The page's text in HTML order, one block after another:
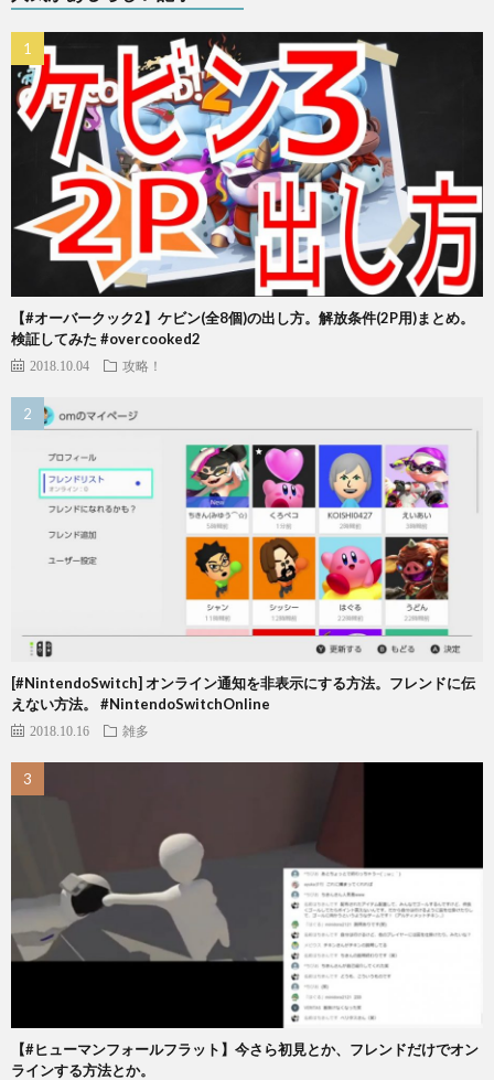
【#オーバークック2】ケビン(全8個)の出し方。解放条件(2P用)まとめ。
検証してみた #overcooked2
2018.10.04 攻略！
[#NintendoSwitch] オンライン通知を非表示にする方法。フレンドに伝
えない方法。 #NintendoSwitchOnline
2018.10.16 雑多
【#ヒューマンフォールフラット】今さら初見とか、フレンドだけでオン
ラインする方法とか。